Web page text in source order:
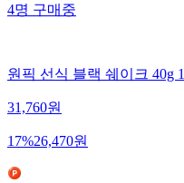
4명구매중
원픽 선식 블랙 쉐이크 40g
31,760원
17%26,470원